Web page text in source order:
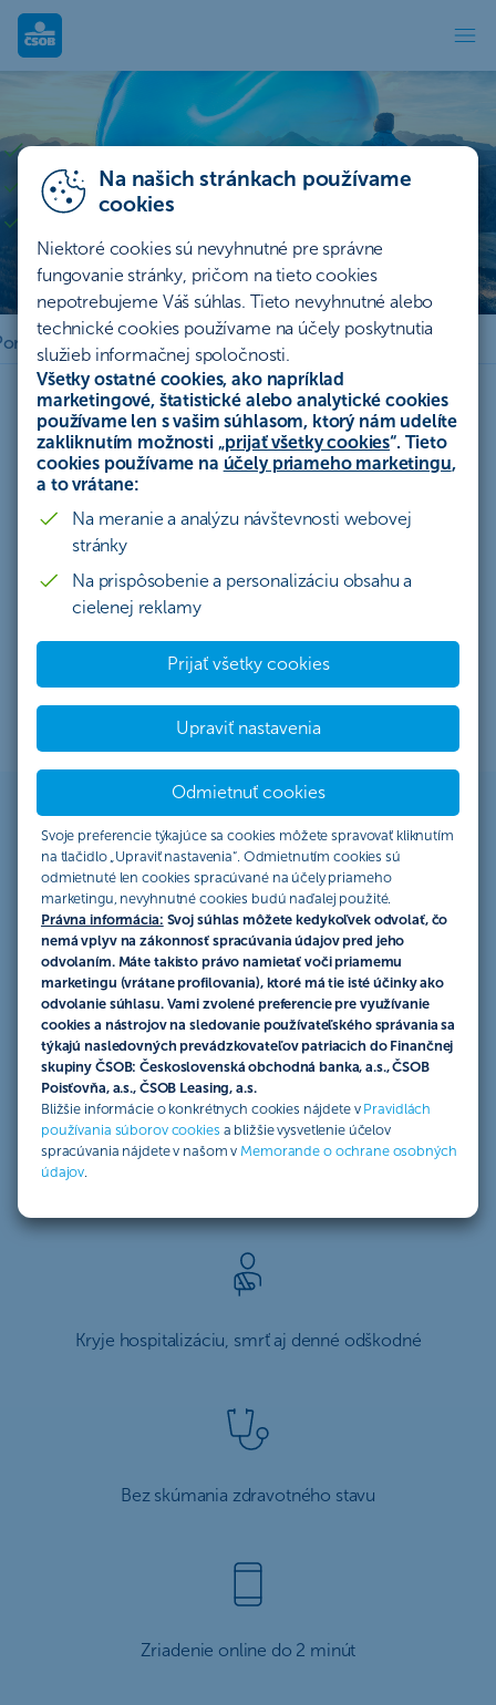
Na našich stránkach používame
cookies
Niektoré cookies sú nevyhnutné pre správne
fungovanie stránky, pričom na tieto cookies
nepotrebujeme Váš súhlas. Tieto nevyhnutné alebo
technické cookies používame na účely poskytnutia
služieb informačnej spoločnosti.
Všetky ostatné cookies, ako napríklad
marketingové, štatistické alebo analytické cookies
používame len s vašim súhlasom, ktorý nám udelíte
zakliknutím možnosti „prijať všetky cookies“. Tieto
cookies používame na účely priameho marketingu,
a to vrátane:
Na meranie a analýzu návštevnosti webovej
stránky
Na prispôsobenie a personalizáciu obsahu a
cielenej reklamy
Prijať všetky cookies
Upraviť nastavenia
Odmietnuť cookies
Svoje preferencie týkajúce sa cookies môžete spravovať kliknutím
na tlačidlo „Upraviť nastavenia“. Odmietnutím cookies sú
odmietnuté len cookies spracúvané na účely priameho
marketingu, nevyhnutné cookies budú naďalej použité.
Právna informácia: Svoj súhlas môžete kedykoľvek odvolať, čo
nemá vplyv na zákonnosť spracúvania údajov pred jeho
odvolaním. Máte takisto právo namietať voči priamemu
marketingu (vrátane profilovania), ktoré má tie isté účinky ako
odvolanie súhlasu. Vami zvolené preferencie pre využívanie
cookies a nástrojov na sledovanie používateľského správania sa
týkajú nasledovných prevádzkovateľov patriacich do Finančnej
skupiny ČSOB: Československá obchodná banka, a.s., ČSOB
Poisťovňa, a.s., ČSOB Leasing, a.s.
Bližšie informácie o konkrétnych cookies nájdete v Pravidlách
používania súborov cookies a bližšie vysvetlenie účelov
spracúvania nájdete v našom v Memorande o ochrane osobných
údajov.
Úrazové poistenie a poistenie života
Poistenie úrazu a života Spirit
Vhodné na šport, turistiku, či rodinný výlet na horách
Kryje aj zásah Horskej záchrannej služby na území SR
Poistite sa od 0,99 EUR na deň
Zriadiť online
poistenia Ako si zriadiť Často kladené otázky
Kto si poistenie Spirit uzatvára
najčastejšie?
Rekreační športovci holdujúci letným alebo zimným
športom
5 dôvodov, prečo si zvoliť poistenie
Spirit
Horská záchranná služba v cene poistenia
Kryje hospitalizáciu, smrť aj denné odškodné
Bez skúmania zdravotného stavu
Zriadenie online do 2 minút